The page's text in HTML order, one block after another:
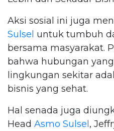
Aksi sosial ini juga
Sulsel untuk tumbuh
bersama masyarakat.
bahwa hubungan
lingkungan sekitar
bisnis yang sehat.
Hal senada juga
Head Asmo Sulsel ,